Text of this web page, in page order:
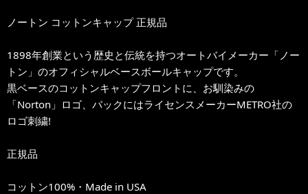
ノートン コットンキャップ 正規品
1898年創業という歴史と伝統を持つオートバイメーカー「ノー
トン」のオフィシャルベースボールキャップです。
黒ベースのコットンキャップフロントに、お馴染みの
「Norton」ロゴ、バックにはライセンスメーカーMETRO社の
ロゴ刺繍!
正規品
コットン100%・Made in USA